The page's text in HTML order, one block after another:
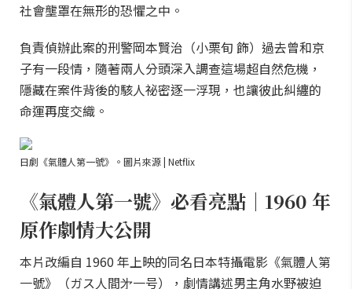
社會壟罩在無形的恐懼之中。
負責偵辦此案的刑警岡本賢治（小栗旬 飾）過去曾和京
子有一段情，隨著兩人分頭深入調查這場超自然危機，
隱藏在案件背後的駭人祕密逐一浮現，也讓彼此糾纏的
命運再度交織。
日劇《氣體人第一號》。圖片來源 | Netflix
《氣體人第一號》必看亮點｜1960 年
原作劇情大公開
本片改編自 1960 年上映的同名日本特攝電影《氣體人第
一號》（ガス人間㐧一号），劇情講述男主角水野被迫